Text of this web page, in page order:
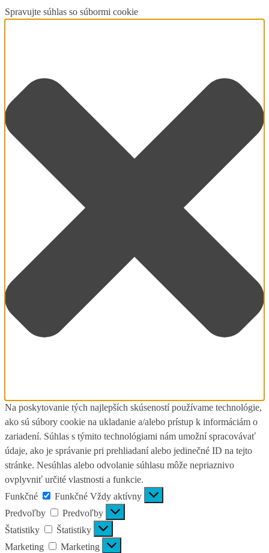
Spravujte súhlas so súbormi cookie
Na poskytovanie tých najlepších skúseností používame technológie,
ako sú súbory cookie na ukladanie a/alebo prístup k informáciám o
zariadení. Súhlas s týmito technológiami nám umožní spracovávať
údaje, ako je správanie pri prehliadaní alebo jedinečné ID na tejto
stránke. Nesúhlas alebo odvolanie súhlasu môže nepriaznivo
ovplyvniť určité vlastnosti a funkcie.
Funkčné
Funkčné Vždy aktívny
Predvoľby
Predvoľby
Štatistiky
Štatistiky
Marketing
Marketing